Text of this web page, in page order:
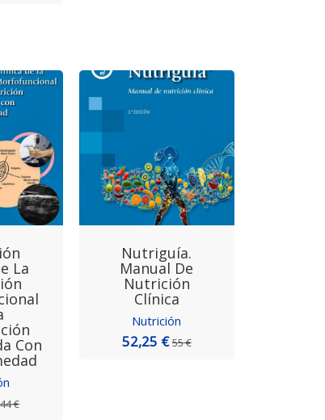
La
Con
44 €
Nutriguía.
Manual De
Nutrición
Clínica
Nutrición
52,25 €55 €